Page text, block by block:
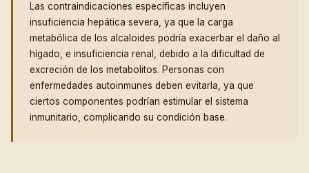
Las contraindicaciones específicas incluyen
insuficiencia hepática severa, ya que la carga
metabólica de los alcaloides podría exacerbar el daño al
hígado, e insuficiencia renal, debido a la dificultad de
excreción de los metabolitos. Personas con
enfermedades autoinmunes deben evitarla, ya que
ciertos componentes podrían estimular el sistema
inmunitario, complicando su condición base.